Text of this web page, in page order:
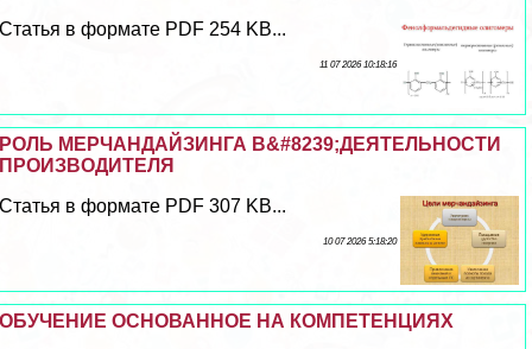
Статья в формате PDF 254 KB...
11 07 2026 10:18:16
РОЛЬ МЕРЧАНДАЙЗИНГА В&#8239;ДЕЯТЕЛЬНОСТИ
ПРОИЗВОДИТЕЛЯ
Статья в формате PDF 307 KB...
10 07 2026 5:18:20
ОБУЧЕНИЕ ОСНОВАННОЕ НА КОМПЕТЕНЦИЯХ